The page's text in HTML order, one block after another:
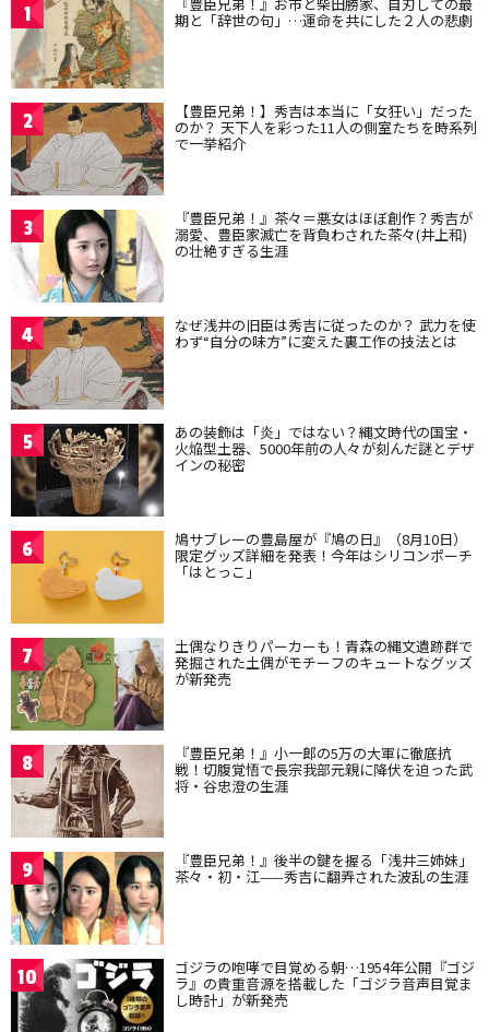
1 期と「辞世の句」…運命を共にした２人の悲劇
2 【豊臣兄弟！】秀吉は本当に「女狂い」だった
のか？ 天下人を彩った11人の側室たちを時系列
で一挙紹介
3 『豊臣兄弟！』茶々＝悪女はほぼ創作？秀吉が
溺愛、豊臣家滅亡を背負わされた茶々(井上和)
の壮絶すぎる生涯
4 なぜ浅井の旧臣は秀吉に従ったのか？ 武力を使
わず“自分の味方”に変えた裏工作の技法とは
5 あの装飾は「炎」ではない？縄文時代の国宝・
火焔型土器、5000年前の人々が刻んだ謎とデザ
インの秘密
6 鳩サブレーの豊島屋が『鳩の日』（8月10日）
限定グッズ詳細を発表！今年はシリコンポーチ
「はとっこ」
7 土偶なりきりパーカーも！青森の縄文遺跡群で
発掘された土偶がモチーフのキュートなグッズ
が新発売
8 『豊臣兄弟！』小一郎の5万の大軍に徹底抗
戦！切腹覚悟で長宗我部元親に降伏を迫った武
将・谷忠澄の生涯
9 『豊臣兄弟！』後半の鍵を握る「浅井三姉妹」
茶々・初・江——秀吉に翻弄された波乱の生涯
10 ゴジラの咆哮で目覚める朝…1954年公開『ゴジ
ラ』の貴重音源を搭載した「ゴジラ音声目覚ま
し時計」が新発売